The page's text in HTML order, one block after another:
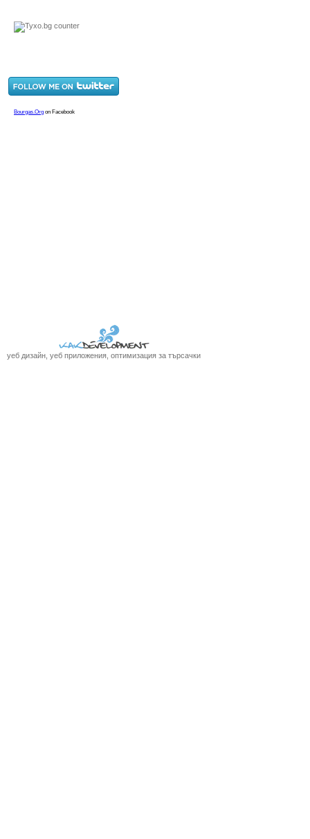
уеб дизайн, уеб приложения, оптимизация за търсачки